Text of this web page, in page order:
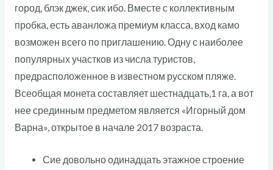
город, блэк джек, сик ибо. Вместе с коллективным
пробка, есть аванложа премиум класса, вход камо
возможен всего по приглашению.Одну с наиболее
популярных участков из числа туристов,
предрасположенное в известном русском пляже.
Всеобщая монета составляет шестнадцать,1 га, а вот
нее срединным предметом является «Игорный дом
Варна», открытое в начале 2017 возраста.
Сие довольно одинадцать этажное строение